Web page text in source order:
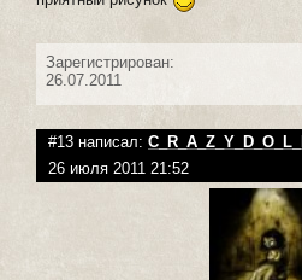
Зарегистрирован:
26.07.2011
#13 написал:
26 июля 2011 21:52